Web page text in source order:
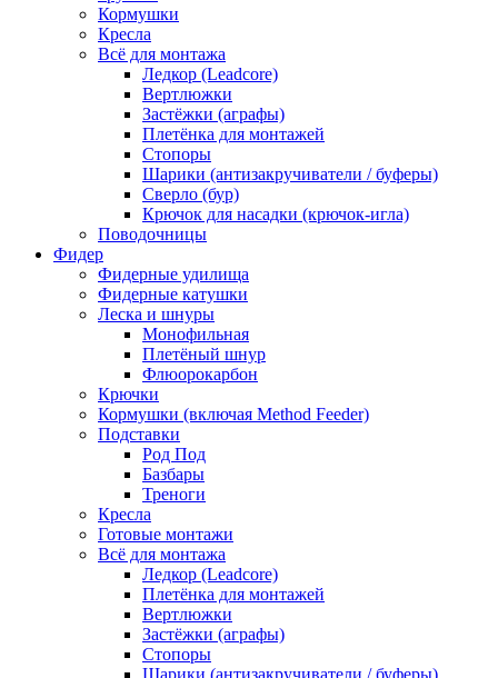
Кормушки
Кресла
Всё для монтажа
Ледкор (Leadcore)
Вертлюжки
Застёжки (аграфы)
Плетёнка для монтажей
Стопоры
Шарики (антизакручиватели / буферы)
Сверло (бур)
Крючок для насадки (крючок-игла)
Поводочницы
Фидер
Фидерные удилища
Фидерные катушки
Леска и шнуры
Монофильная
Плетёный шнур
Флюорокарбон
Крючки
Кормушки (включая Method Feeder)
Подставки
Род Под
Базбары
Треноги
Кресла
Готовые монтажи
Всё для монтажа
Ледкор (Leadcore)
Плетёнка для монтажей
Вертлюжки
Застёжки (аграфы)
Стопоры
Шарики (антизакручиватели / буферы)